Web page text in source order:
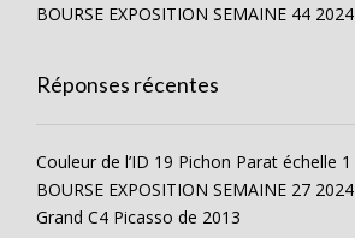
BOURSE EXPOSITION SEMAINE 44 2024
Réponses récentes
Couleur de l’ID 19 Pichon Parat échelle 1
BOURSE EXPOSITION SEMAINE 27 2024
Grand C4 Picasso de 2013